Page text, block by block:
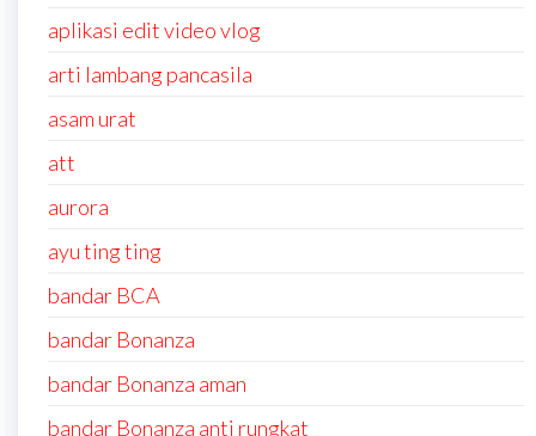
aplikasi edit video vlog
arti lambang pancasila
asam urat
att
aurora
ayu ting ting
bandar BCA
bandar Bonanza
bandar Bonanza aman
bandar Bonanza anti rungkat